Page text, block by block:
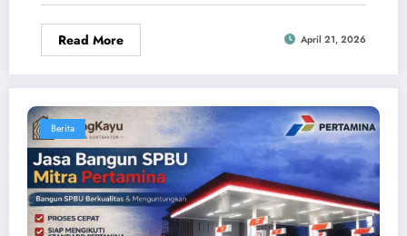
Read More April 21, 2026
Berita